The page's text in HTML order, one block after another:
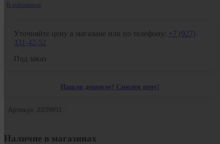
В избранное
Уточняйте цену в магазине или по телефону: +7 (927)
331-42-52
Под заказ
Нашли дешевле? Снизим цену!
Артикул: Z039951
Наличие в магазинах